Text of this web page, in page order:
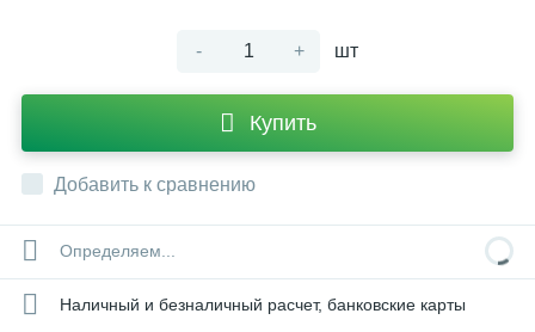
- + шт
Купить
Добавить к сравнению
Определяем...
Наличный и безналичный расчет, банковские карты